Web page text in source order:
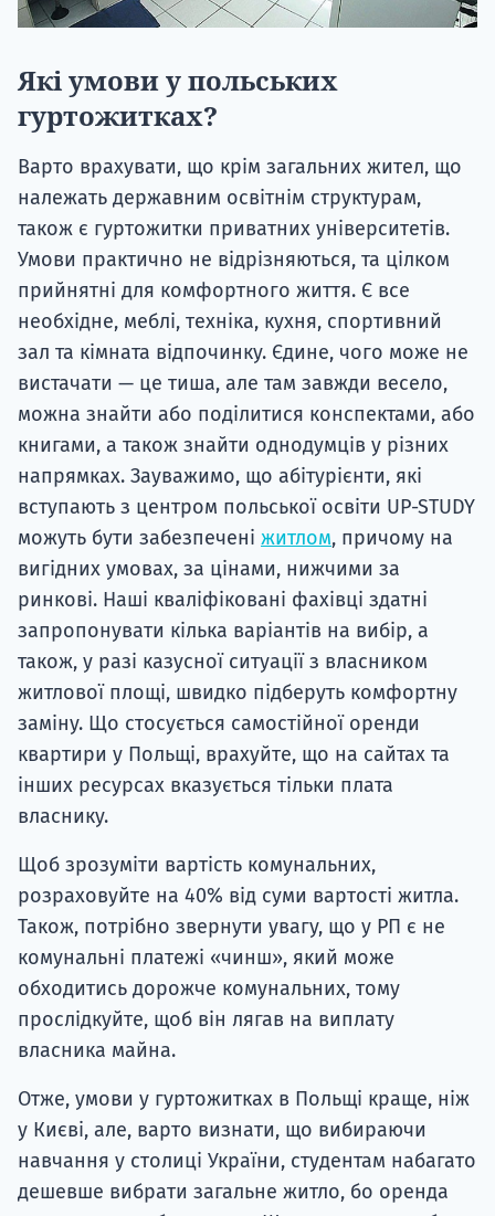
Які умови у польських
гуртожитках?
Варто врахувати, що крім загальних жител, що
належать державним освітнім структурам,
також є гуртожитки приватних університетів.
Умови практично не відрізняються, та цілком
прийнятні для комфортного життя. Є все
необхідне, меблі, техніка, кухня, спортивний
зал та кімната відпочинку. Єдине, чого може не
вистачати — це тиша, але там завжди весело,
можна знайти або поділитися конспектами, або
книгами, а також знайти однодумців у різних
напрямках. Зауважимо, що абітурієнти, які
вступають з центром польської освіти UP-STUDY
можуть бути забезпечені житлом, причому на
вигідних умовах, за цінами, нижчими за
ринкові. Наші кваліфіковані фахівці здатні
запропонувати кілька варіантів на вибір, а
також, у разі казусної ситуації з власником
житлової площі, швидко підберуть комфортну
заміну. Що стосується самостійної оренди
квартири у Польщі, врахуйте, що на сайтах та
інших ресурсах вказується тільки плата
власнику.
Щоб зрозуміти вартість комунальних,
розраховуйте на 40% від суми вартості житла.
Також, потрібно звернути увагу, що у РП є не
комунальні платежі «чинш», який може
обходитись дорожче комунальних, тому
прослідкуйте, щоб він лягав на виплату
власника майна.
Отже, умови у гуртожитках в Польщі краще, ніж
у Києві, але, варто визнати, що вибираючи
навчання у столиці України, студентам набагато
дешевше вибрати загальне житло, бо оренда